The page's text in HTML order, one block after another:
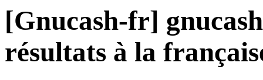
[Gnucash-fr]
résultats à la